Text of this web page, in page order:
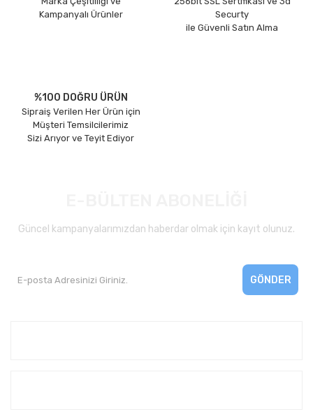
Kampanyalı Ürünler
Securty
ile Güvenli Satın Alma
%100 DOĞRU ÜRÜN
Sipraiş Verilen Her Ürün için
Müşteri Temsilcilerimiz
Sizi Arıyor ve Teyit Ediyor
Güncel kampanyalarımızdan haberdar olmak için kayıt olunuz.
GÖNDER